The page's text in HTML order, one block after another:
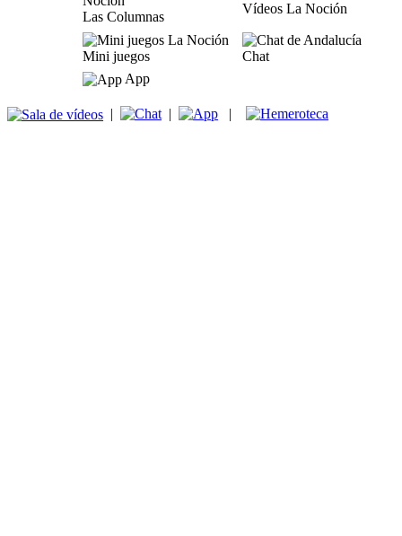
Las Columnas
Vídeos La Noción
Mini juegos
Chat
App
| | |